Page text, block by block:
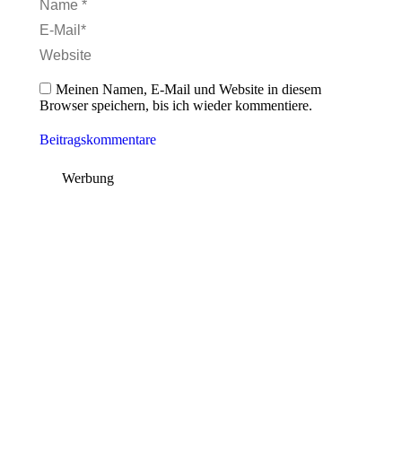
Name *
E-Mail *
Website
Meinen Namen, E-Mail und Website in diesem
Browser speichern, bis ich wieder kommentiere.
Beitragskommentare
Werbung